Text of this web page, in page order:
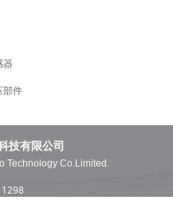
器
部件
技有限公司
Technology Co.Limited.